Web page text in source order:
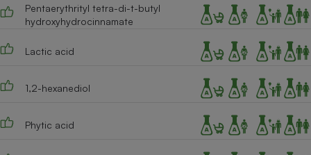
Pentaerythrityl tetra-di-t-butyl
hydroxyhydrocinnamate
Lactic acid
1,2-hexanediol
Phytic acid